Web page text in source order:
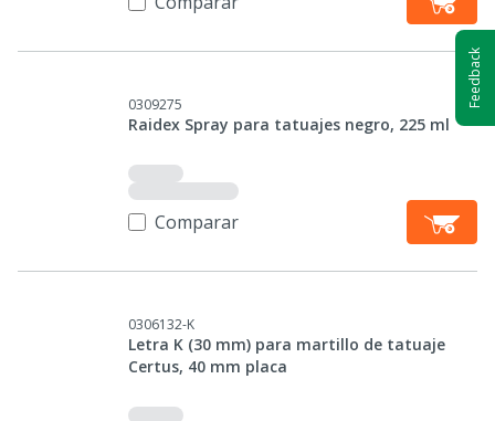
0309275
Raidex Spray para tatuajes negro, 225 ml
Comparar
0306132-K
Letra K (30 mm) para martillo de tatuaje
Certus, 40 mm placa
Feedback